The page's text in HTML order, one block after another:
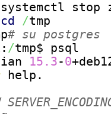
cd /tmp
# su postgres
/tmp$ psql
15.3-0
help.